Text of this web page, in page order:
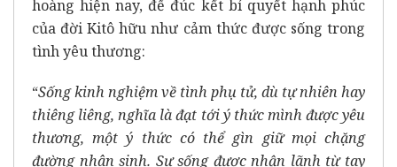
hoàng hiện nay, để đúc kết bí quyết hạnh phúc
của đời Kitô hữu như cảm thức được sống trong
tình yêu thương:
“Sống kinh nghiệm về tình phụ tử, dù tự nhiên hay
thiêng liêng, nghĩa là đạt tới ý thức mình được yêu
thương, một ý thức có thể gìn giữ mọi chặng
đường nhân sinh. Sự sống được nhận lãnh từ tay